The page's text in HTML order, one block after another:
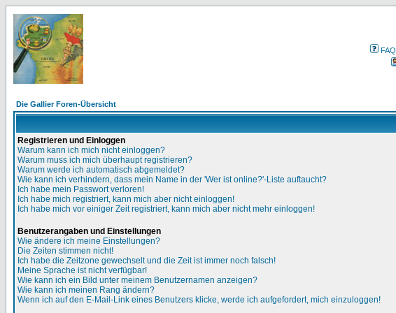
FAQ
Die Gallier Foren-Übersicht
Registrieren und Einloggen
Warum kann ich mich nicht einloggen?
Warum muss ich mich überhaupt registrieren?
Warum werde ich automatisch abgemeldet?
Wie kann ich verhindern, dass mein Name in der 'Wer ist online?'-Liste auftaucht?
Ich habe mein Passwort verloren!
Ich habe mich registriert, kann mich aber nicht einloggen!
Ich habe mich vor einiger Zeit registriert, kann mich aber nicht mehr einloggen!
Benutzerangaben und Einstellungen
Wie ändere ich meine Einstellungen?
Die Zeiten stimmen nicht!
Ich habe die Zeitzone gewechselt und die Zeit ist immer noch falsch!
Meine Sprache ist nicht verfügbar!
Wie kann ich ein Bild unter meinem Benutzernamen anzeigen?
Wie kann ich meinen Rang ändern?
Wenn ich auf den E-Mail-Link eines Benutzers klicke, werde ich aufgefordert, mich einzuloggen!